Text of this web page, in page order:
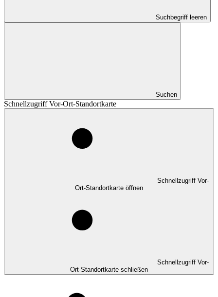
Suchbegriff leeren
Suchen
Schnellzugriff Vor-Ort-Standortkarte
Schnellzugriff Vor-
Ort-Standortkarte öffnen
Schnellzugriff Vor-
Ort-Standortkarte schließen